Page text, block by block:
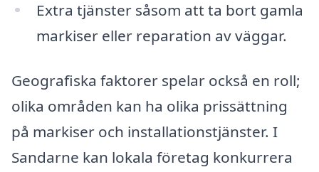
Extra tjänster såsom att ta bort gamla
markiser eller reparation av väggar.
Geografiska faktorer spelar också en roll;
olika områden kan ha olika prissättning
på markiser och installationstjänster. I
Sandarne kan lokala företag konkurrera